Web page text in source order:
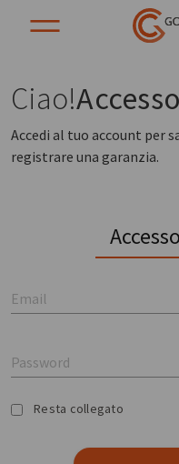
Ciao!
Accedi al tuo account per
registrare una garanzia.
Accesso
Email
Password
Resta collegato